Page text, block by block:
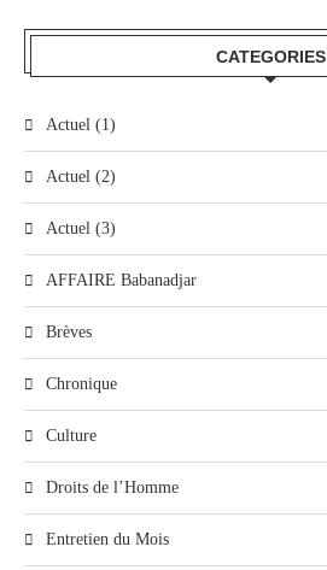
CATEGORIES
Actuel (1)
Actuel (2)
Actuel (3)
AFFAIRE Babanadjar
Brèves
Chronique
Culture
Droits de l’Homme
Entretien du Mois